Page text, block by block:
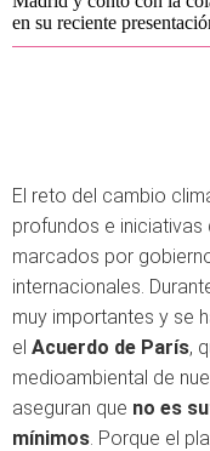
en su reciente
El reto del cambio
profundos e
marcados por
internacionales.
muy importantes y se
el Acuerdo de París,
medioambiental de
aseguran que no es
mínimos. Porque el